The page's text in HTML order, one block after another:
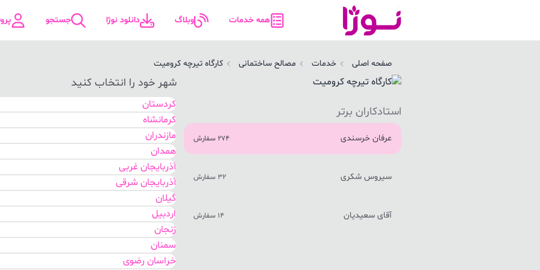
همه خدمات وبلاگ دانلود نوژا جستجو
صفحه اصلی خدمات مصالح ساختمانی کارگاه تیرچه کرومیت
استادکاران برتر
عرفان خرسندی 274 سفارش
سیروس شکری 32 سفارش
آقای سعیدیان 14 سفارش
شهر خود را انتخاب کنید
کردستان
کرمانشاه
مازندران
همدان
آذربایجان غربی
آذربایجان شرقی
گیلان
اردبیل
زنجان
سمنان
خراسان رضوی